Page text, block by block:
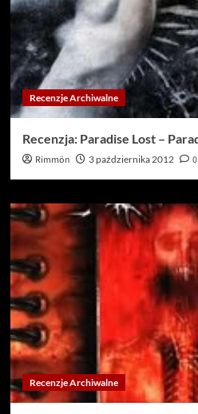
Recenzje Archiwalne
Recenzja: Paradise Lost –
Rimmön 3 października 2012 0
Recenzje Archiwalne